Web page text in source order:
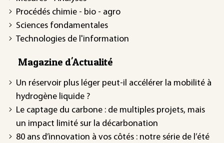
Procédés chimie - bio - agro
Sciences fondamentales
Technologies de l'information
Magazine d'Actualité
Un réservoir plus léger peut-il accélérer la mobilité à
hydrogène liquide ?
Le captage du carbone : de multiples projets, mais
un impact limité sur la décarbonation
80 ans d’innovation à vos côtés : notre série de l’été